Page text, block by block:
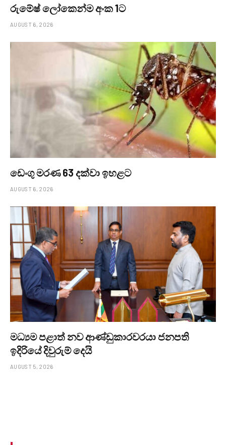
රුමේෂ් ලෝකෙන්ම අංක 1ට
AUGUST 6, 2026
ඩෙංගු මරණ 63 දක්වා ඉහළට
AUGUST 6, 2026
මධ්‍යම පළාත් නව ආණ්ඩුකාරවරයා ජනපති
ඉදිරියේ දිවුරුම් දෙයි
AUGUST 5, 2026